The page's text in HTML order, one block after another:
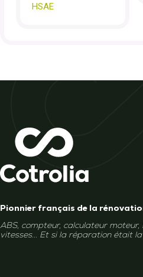
HSAE
Pionnier français de la
ABS, compteur, calculateur
vitesses... Et si la réparation était